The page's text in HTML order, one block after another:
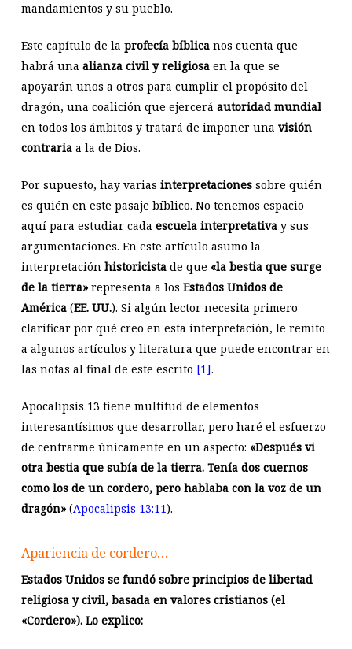
mandamientos y su pueblo.
Este capítulo de la profecía bíblicanos cuenta que
habrá una alianza civil y religiosaen la que se
apoyarán unos a otros para cumplir el propósito del
dragón, una coalición que ejercerá autoridad mundial
en todos los ámbitos y tratará de imponer una visión
contrariaa la de Dios.
Por supuesto, hay varias interpretacionessobre quién
es quién en este pasaje bíblico. No tenemos espacio
aquí para estudiar cada escuela interpretativay sus
argumentaciones. En este artículo asumo la
interpretación historicistade que «la bestia que surge
de la tierra»representa a los Estados Unidos de
América(EE. UU.). Si algún lector necesita primero
clarificar por qué creo en esta interpretación, le remito
a algunos artículos y literatura que puede encontrar en
las notas al final de este escrito [1].
Apocalipsis 13 tiene multitud de elementos
interesantísimos que desarrollar, pero haré el esfuerzo
de centrarme únicamente en un aspecto: «Después vi
otra bestia que subía de la tierra. Tenía dos cuernos
como los de un cordero, pero hablaba con la voz de un
dragón»(Apocalipsis 13:11).
Apariencia de cordero…
Estados Unidos se fundó sobre principios de libertad
religiosa y civil, basada en valores cristianos (el
«Cordero»). Lo explico: